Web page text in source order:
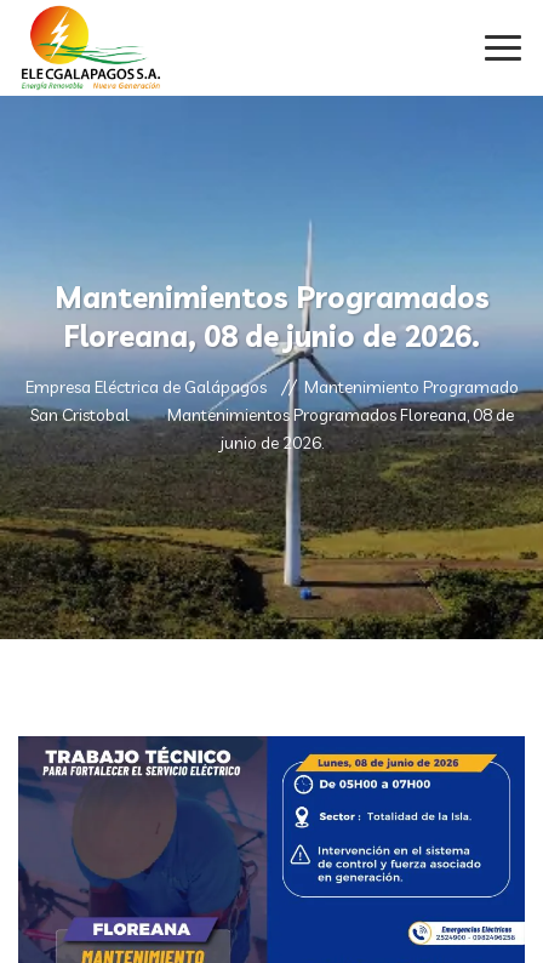
Mantenimientos Programados
Floreana, 08 de junio de 2026.
Empresa Eléctrica de Galápagos
Mantenimiento Programado
San Cristobal
Mantenimientos Programados Floreana, 08 de
junio de 2026.